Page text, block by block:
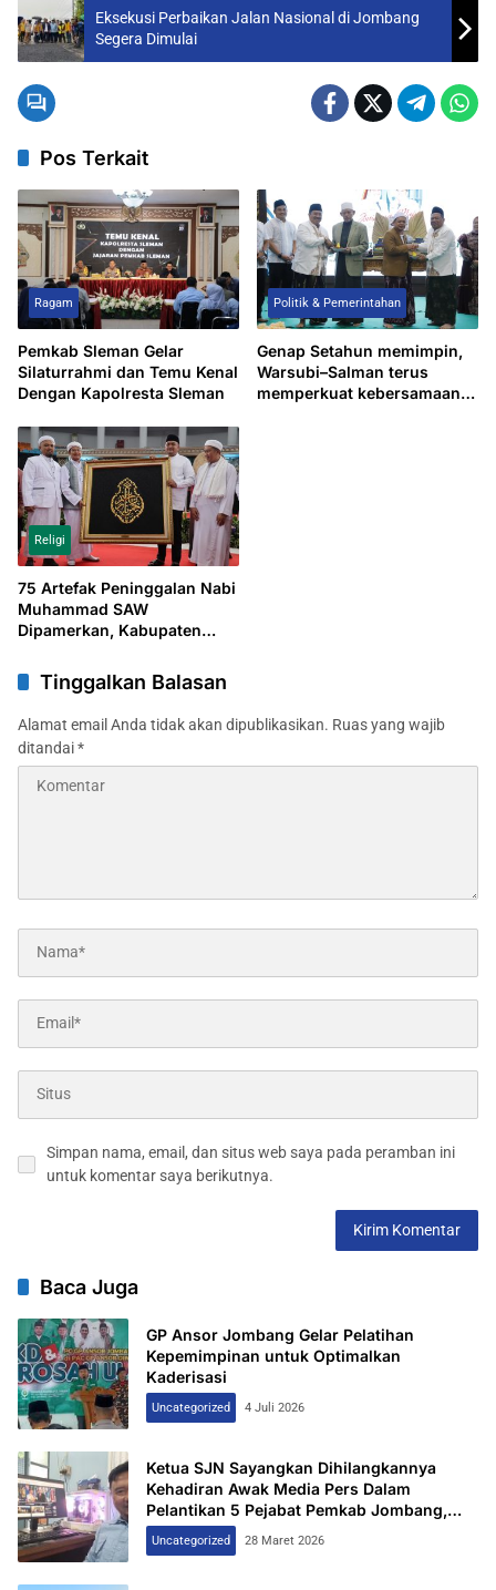
Eksekusi Perbaikan Jalan Nasional di Jombang
Segera Dimulai
Pos Terkait
Ragam
Pemkab Sleman Gelar
Silaturrahmi dan Temu Kenal
Dengan Kapolresta Sleman
Politik & Pemerintahan
Genap Setahun memimpin,
Warsubi–Salman terus
memperkuat kebersamaan
Religi
75 Artefak Peninggalan Nabi
Muhammad SAW
Dipamerkan, Kabupaten
Ramadan 2026 sebagai
Destinasi Religi
Tinggalkan Balasan
Alamat email Anda tidak akan dipublikasikan. Ruas yang wajib
ditandai*
Simpan nama, email, dan situs web saya pada peramban ini
untuk komentar saya berikutnya.
Baca Juga
GP Ansor Jombang Gelar Pelatihan
Kepemimpinan untuk Optimalkan
Kaderisasi
Uncategorized 4 Juli 2026
Ketua SJN Sayangkan Dihilangkannya
Kehadiran Awak Media Pers Dalam
Pelantikan 5 Pejabat Pemkab Jombang,
Keterbukaan Informasi Dipertanyakan
Uncategorized 28 Maret 2026